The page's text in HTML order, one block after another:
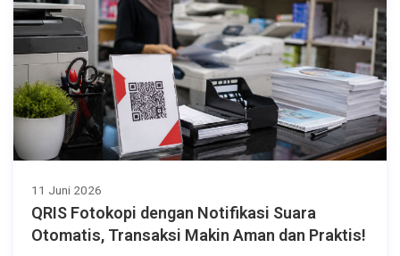
11 Juni 2026
QRIS Fotokopi dengan Notifikasi Suara
Otomatis, Transaksi Makin Aman dan Praktis!